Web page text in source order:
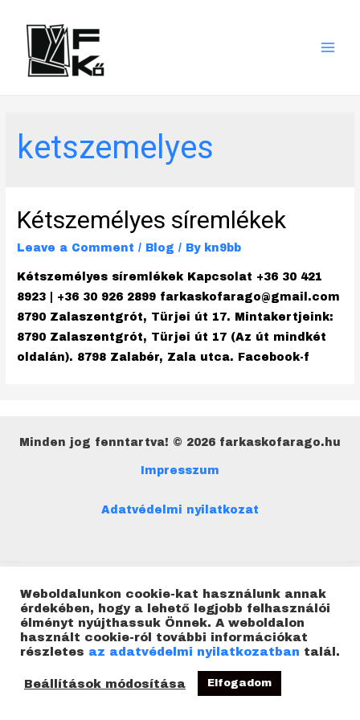
ketszemelyes
Kétszemélyes síremlékek
Leave a Comment / Blog / By kn9bb
Kétszemélyes síremlékek Kapcsolat +36 30 421
8923 | +36 30 926 2899 farkaskofarago@gmail.com
8790 Zalaszentgrót, Türjei út 17. Mintakertjeink:
8790 Zalaszentgrót, Türjei út 17 (Az út mindkét
oldalán). 8798 Zalabér, Zala utca. Facebook-f
Minden jog fenntartva! © 2026 farkaskofarago.hu
Impresszum
Adatvédelmi nyilatkozat
Weboldalunkon cookie-kat használunk annak
érdekében, hogy a lehető legjobb felhasználói
élményt nyújthassuk Önnek. A weboldalon
használt cookie-ról további információkat
részletes az adatvédelmi nyilatkozatban talál.
Beállítások módosítása Elfogadom